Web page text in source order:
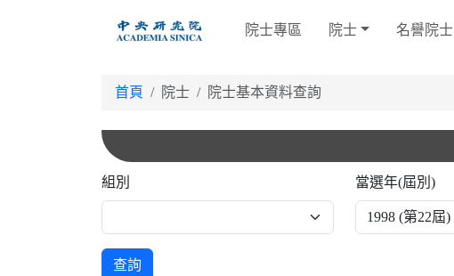
院士專區 院士 名譽院士
首頁 院士 院士基本資料查詢
組別 當選年(屆別)
查詢